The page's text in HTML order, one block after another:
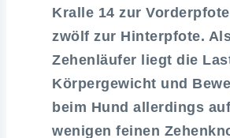
Kralle 14 zur
zwölf zur Hinterpfote.
Zehenläufer liegt die
Körpergewicht und
beim Hund allerdings
wenigen feinen